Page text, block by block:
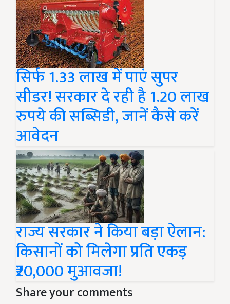
सिर्फ 1.33 लाख में पाएं सुपर
सीडर! सरकार दे रही है 1.20 लाख
रुपये की सब्सिडी, जानें कैसे करें
आवेदन
राज्य सरकार ने किया बड़ा ऐलान:
किसानों को मिलेगा प्रति एकड़
₹20,000 मुआवजा!
Share your comments